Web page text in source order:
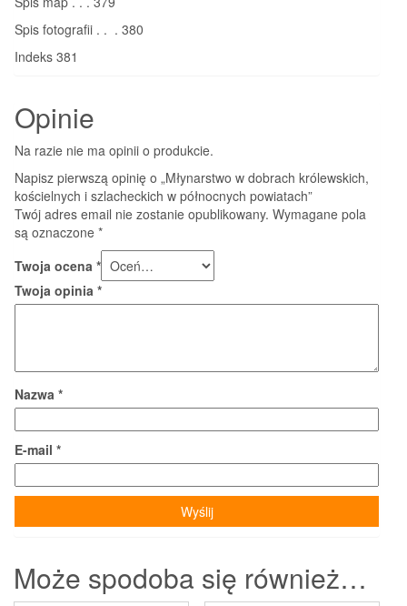
Spis fotografii . . . 380
Indeks 381
Opinie
Na razie nie ma opinii o produkcie.
Napisz pierwszą opinię o „Młynarstwo w dobrach królewskich,
kościelnych i szlacheckich w północnych powiatach”
Twój adres email nie zostanie opublikowany. Wymagane pola
są oznaczone *
Twoja ocena *
Twoja opinia *
Nazwa *
E-mail *
Może spodoba się również…